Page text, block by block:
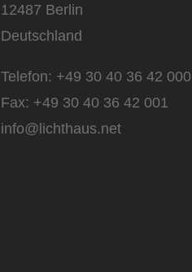
12487 Berlin
Deutschland
Telefon: +49 30 40 36 42 000
Fax: +49 30 40 36 42 001
info@lichthaus.net